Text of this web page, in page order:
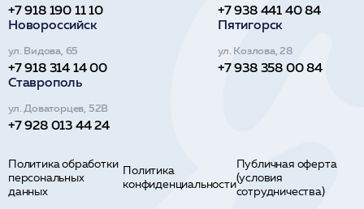
+7 918 190 11 10
+7 938 441 40 84
Новороссийск
ул. Видова, 65
+7 918 314 14 00
Пятигорск
ул. Козлова, 28
+7 938 358 00 84
Ставрополь
ул. Доваторцев, 52В
+7 928 013 44 24
Политика обработки
персональных
данных
Политика
конфиденциальности
Публичная оферта
(условия
сотрудничества)